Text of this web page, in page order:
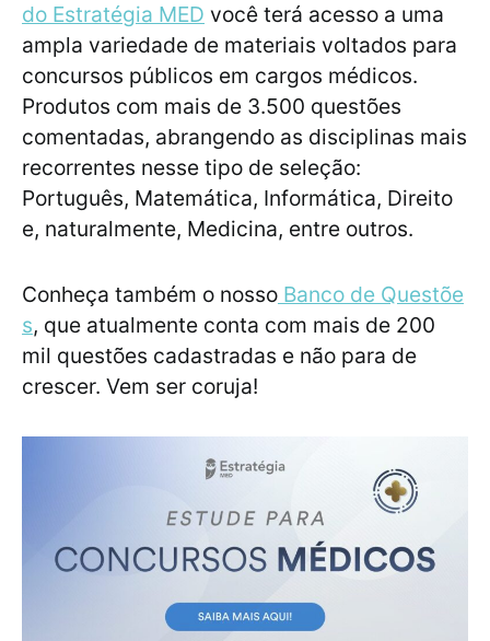
do Estratégia MED você terá acesso a uma
ampla variedade de materiais voltados para
concursos públicos em cargos médicos.
Produtos com mais de 3.500 questões
comentadas, abrangendo as disciplinas mais
recorrentes nesse tipo de seleção:
Português, Matemática, Informática, Direito
e, naturalmente, Medicina, entre outros.
Conheça também o nosso Banco de Questõe
s, que atualmente conta com mais de 200
mil questões cadastradas e não para de
crescer. Vem ser coruja!